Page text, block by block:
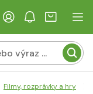
Filmy, rozprávky a hry